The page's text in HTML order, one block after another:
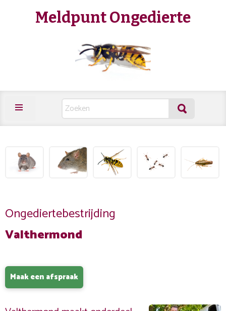
Meldpunt Ongedierte
Ongediertebestrijding
Valthermond
Maak een afspraak